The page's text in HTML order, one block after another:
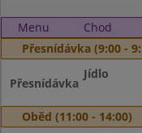
Menu Chod
Přesnídávka (9:00 -
Přesnídávka
Jídlo
Oběd (11:00 - 14:00)